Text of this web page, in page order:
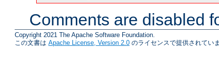
Comments are disabled
Copyright 2021 The Apache Software Foundation.
この文書は Apache License, Version 2.0 のライセンスで提供されてい